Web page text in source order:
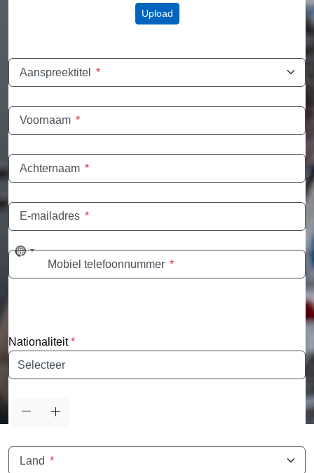
Upload
Aanspreektitel *
Voornaam *
Achternaam *
E-mailadres *
No
countryMobiel telefoonnummer *
Nationaliteit *
Nationaliteit
Land *